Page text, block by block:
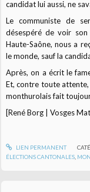
candidat lui aussi, ne
Le communiste de
désespéré de voir
Haute-Saône, nous a
le monde, sauf la
Après, on a écrit le
Et, contre toute attente,
monthurolais fait
[René Borg |Vosges
LIEN PERMANENT
ÉLECTIONS CANTONALES